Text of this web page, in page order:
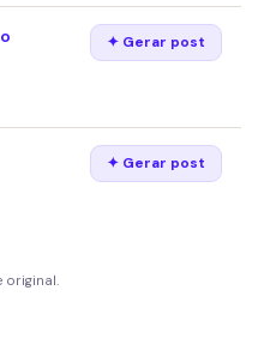
✦ Gerar post
✦ Gerar post
original.